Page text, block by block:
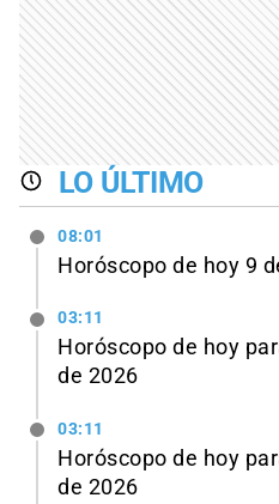
LO ÚLTIMO
08:01
Horóscopo de hoy 9
03:11
Horóscopo de hoy
de 2026
03:11
Horóscopo de hoy
de 2026